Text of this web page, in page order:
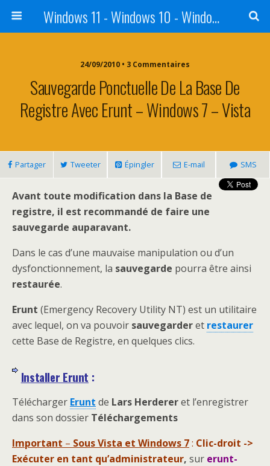
Windows 11 - Windows 10 - Windows 8 - Windows 7 - VISTA
24/09/2010 • 3 Commentaires
Sauvegarde Ponctuelle De La Base De
Registre Avec Erunt – Windows 7 – Vista
Partager Tweeter Épingler E-mail SMS
Avant toute modification dans la Base de
registre, il est recommandé de faire une
sauvegarde auparavant.
Dans le cas d’une mauvaise manipulation ou d’un
dysfonctionnement, la sauvegarde pourra être ainsi
restaurée.
Erunt (Emergency Recovery Utility NT) est un utilitaire
avec lequel, on va pouvoir sauvegarderet restaurer
cette Base de Registre, en quelques clics.
Installer Erunt :
Télécharger Erunt de Lars Herdereret l’enregistrer
dans son dossier Téléchargements
Important – Sous Vista et Windows 7: Clic-droit ->
Exécuter en tant qu’administrateur, sur erunt-